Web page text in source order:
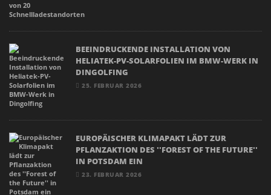
BEEINDRUCKENDE INSTALLATION VON
HELIATEK-PV-SOLARFOLIEN IM BMW-WERK IN
DINGOLFING
25. FEBRUAR 2026
EUROPÄISCHER KLIMAPAKT LÄDT ZUR
PFLANZAKTION DES ''FOREST OF THE FUTURE''
IN POTSDAM EIN
23. FEBRUAR 2026